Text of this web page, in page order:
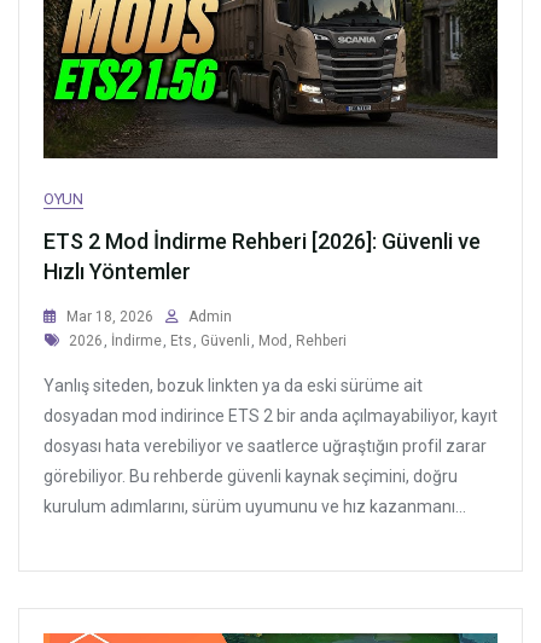
OYUN
ETS 2 Mod İndirme Rehberi [2026]: Güvenli ve
Hızlı Yöntemler
Mar 18, 2026
Admin
Tags
2026 , İndirme, Ets , Güvenli , Mod , Rehberi
Yanlış siteden, bozuk linkten ya da eski sürüme ait
dosyadan mod indirince ETS 2 bir anda açılmayabiliyor, kayıt
dosyası hata verebiliyor ve saatlerce uğraştığın profil zarar
görebiliyor. Bu rehberde güvenli kaynak seçimini, doğru
kurulum adımlarını, sürüm uyumunu ve hız kazanmanı...